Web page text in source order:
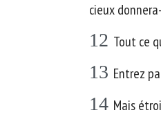
cieux
12 Tout ce
13 Entrez
14 Mais